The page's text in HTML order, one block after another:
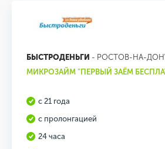
БЫСТРОДЕНЬГИ - РОСТОВ-НА-
МИКРОЗАЙМ "ПЕРВЫЙ ЗАЁМ
с 21 года
с пролонгацией
24 часа